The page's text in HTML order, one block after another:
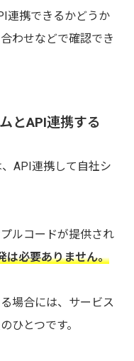
連携できるかどうか
わせなどで確認でき
とAPI連携する
API連携して自社シ
ルコードが提供され
は必要ありません。
場合には、サービス
ひとつです。